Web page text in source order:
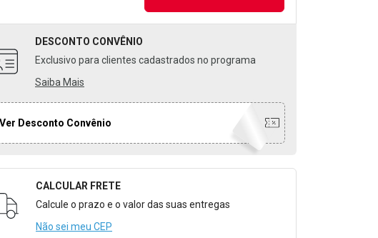
DESCONTO CONVÊNIO
Exclusivo para clientes cadastrados no programa
Saiba Mais
Ver Desconto Convênio
para Calcular o Frete
CALCULAR FRETE
Calcule o prazo e o valor das suas entregas
Não sei meu CEP